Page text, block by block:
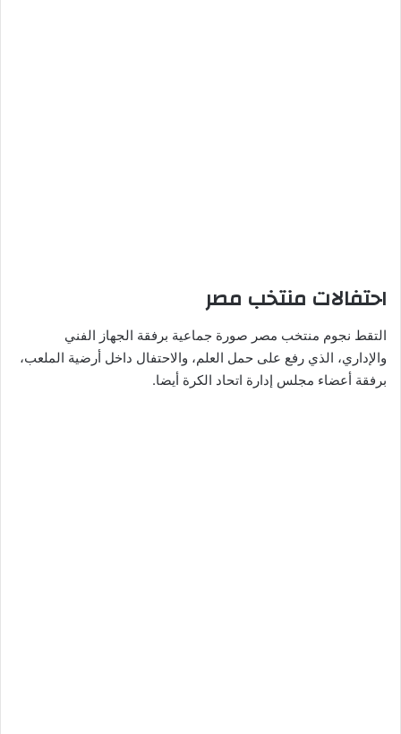
احتفالات منتخب مصر
التقط نجوم منتخب مصر صورة جماعية برفقة الجهاز الفني
والإداري، الذي رفع على حمل العلم، والاحتفال داخل أرضية الملعب،
برفقة أعضاء مجلس إدارة اتحاد الكرة أيضا.